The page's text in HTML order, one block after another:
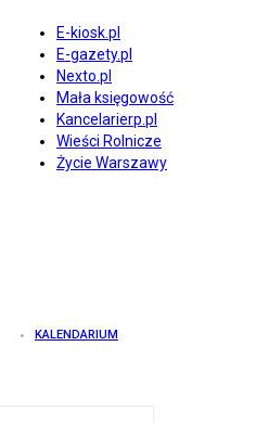
E-kiosk.pl
E-gazety.pl
Nexto.pl
Mała księgowość
Kancelarierp.pl
Wieści Rolnicze
Życie Warszawy
KALENDARIUM